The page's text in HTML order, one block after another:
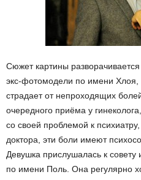
Сюжет картины разворачивается
экс-фотомодели по имени Хлоя,
страдает от непроходящих
очередного приёма у
со своей проблемой к
доктора, эти боли имеют
Девушка прислушалась к совету
по имени Поль. Она регулярно